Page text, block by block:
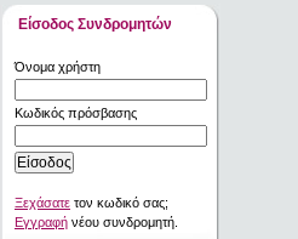
Είσοδος Συνδρομητών
Όνομα χρήστη
Κωδικός πρόσβασης
Ξεχάσατε τον κωδικό σας;
Εγγραφή νέου συνδρομητή.